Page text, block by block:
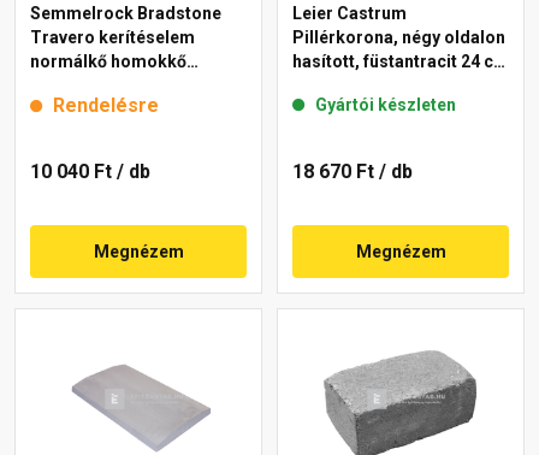
Semmelrock Bradstone
Travero kerítéselem
normálkő homokkő
Rendelésre
10 040 Ft / db
Megnézem
Leier Castrum
Pillérkorona, négy oldalon
hasított, füstantracit 24 cm
Gyártói készleten
18 670 Ft / db
Megnézem